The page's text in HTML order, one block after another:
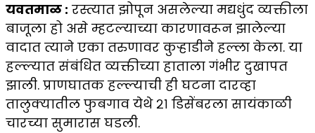
यवतमाळ : रस्त्यात झोपून असलेल्या मद्यधुंद व्यक्तीला
बाजूला हो असे म्हटल्याच्या कारणावरून झालेल्या
वादात त्याने एका तरुणावर कुऱ्हाडीने हल्ला केला. या
हल्ल्यात संबंधित व्यक्तीच्या हाताला गंभीर दुखापत
झाली. प्राणघातक हल्ल्याची ही घटना दारव्हा
तालुक्यातील फुबगाव येथे २१ डिसेंबरला सायंकाळी
चारच्या सुमारास घडली.